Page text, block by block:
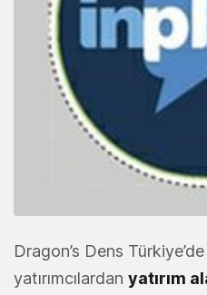
Dragon’s Dens
yatırımcılardan yatırım